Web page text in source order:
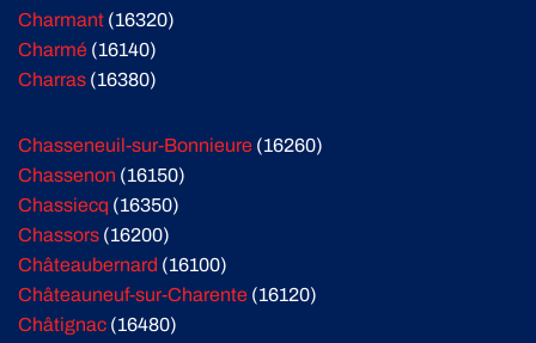
Charmant (16320)
Charmé (16140)
Charras (16380)
Chasseneuil-sur-Bonnieure (16260)
Chassenon (16150)
Chassiecq (16350)
Chassors (16200)
Châteaubernard (16100)
Châteauneuf-sur-Charente (16120)
Châtignac (16480)